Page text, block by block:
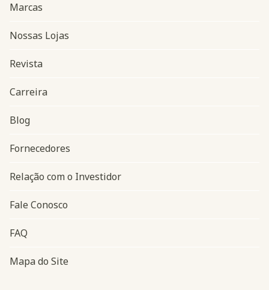
Navegação do rodapé
Marcas
Nossas Lojas
Revista
Carreira
Blog
Fornecedores
Relação com o Investidor
Fale Conosco
FAQ
Mapa do Site